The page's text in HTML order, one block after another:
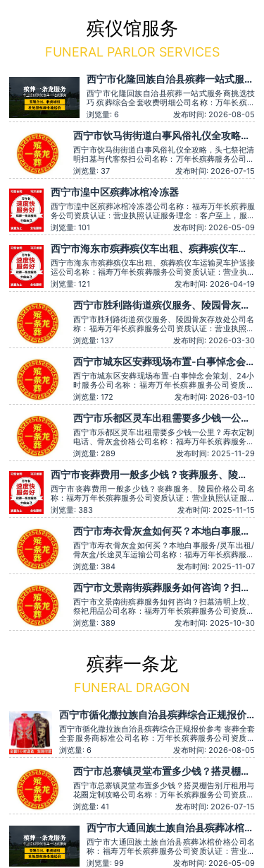
安葬礼仪服务殡仪馆服务
FUNERAL PARLOR SERVICES
西宁市化隆回族自治县殡葬一站式服务
商挑选技巧 殡葬综合全套收费明细
西宁市化隆回族自治县殡葬一站式服务商挑选技
巧 殡葬综合全套收费明细公司名称：万年长殡葬
服务公司资质认证：营业执照认证服务理念：客
户至上，服务至上服务时间：全天在线主营服
务：殡葬服务-灵堂布置-丧葬一条龙-殡仪车出
租-白事服务-灵车接运-殡葬用品-长途跨省殡葬
用车-下葬安葬礼仪服务，殡仪一条龙服务服务特
色：墓地
浏览量: 6 发布时间: 2026-08-05
西宁市饮马街街道白事风俗礼仪全攻略，
头七祭祀清明扫墓与代客祭扫
西宁市饮马街街道白事风俗礼仪全攻略，头七祭祀清
明扫墓与代客祭扫公司名称：万年长殡葬服务公司资
质认证：营业执照认证服务理念：客户至上，服务至
上服务时间：全天在线主营服务：殡葬服务-灵堂布
置-丧葬一条龙-殡仪车出租-白事服务-灵车接运-殡葬
用品-长途跨省殡葬用车-下葬安葬礼仪服务，殡仪一
条龙服务服务特色：墓地销
浏览量: 37 发布时间: 2026-07-15
西宁市湟中区殡葬冰棺冷冻器
西宁市湟中区殡葬冰棺冷冻器公司名称：福寿万年长殡葬服
务公司资质认证：营业执照认证服务理念：客户至上，服务
至上服务时间：全天在线用户评价：丧事一条龙服务顺畅，
解答耐心细致。主营服务：殡葬服务、灵堂布置、丧葬一条
龙、殡仪车出租、白事服务、灵车接运、殡葬用品、长途跨
省殡葬用车、火化预约，下葬安葬礼仪服务，
浏览量: 101 发布时间: 2026-05-09
西宁市海东市殡葬殡仪车出租、殡葬殡仪车运
输灵车护送接运
西宁市海东市殡葬殡仪车出租、殡葬殡仪车运输灵车护送接
运公司名称：福寿万年长殡葬服务公司资质认证：营业执照
认证服务理念：客户至上，服务至上服务时间：全天在线用
户评价：丧事一条龙服务顺畅，解答耐心细致。主营服务：
殡葬服务、灵堂布置、丧葬一条龙、殡仪车出租、白事服
务、灵车接运、殡葬用品、长途跨省殡葬用车、
浏览量: 121 发布时间: 2026-04-19
西宁市胜利路街道殡仪服务、陵园骨灰存
放处
西宁市胜利路街道殡仪服务、陵园骨灰存放处公司名
称：福寿万年长殡葬服务公司资质认证：营业执照认
证服务理念：客户至上，服务至上服务时间：全天在
线用户评价：丧事一条龙服务顺畅，解答耐心细致。
主营服务：殡葬服务、灵堂布置、丧葬一条龙、殡仪
车出租、白事服务、灵车接运、殡葬用品、长途跨省
殡葬用车、火化预约，下葬
浏览量: 137 发布时间: 2026-03-30
西宁市城东区安葬现场布置-白事悼念会
策划、24小时服务
西宁市城东区安葬现场布置-白事悼念会策划、24小
时服务公司名称：福寿万年长殡葬服务公司资质认
证：营业执照认证服务理念：客户至上，服务至上服
务时间：全天在线用户评价：时间守约，从不拖沓误
事。主营服务：殡葬服务、灵堂布置、丧葬一条龙、
殡仪车出租、白事服务、灵车接运、殡葬用品、长途
跨省殡葬用车、火化预约，下葬
浏览量: 172 发布时间: 2026-03-10
西宁市乐都区灵车出租需要多少钱一公
里？寿衣定制电话、骨灰盒价格
西宁市乐都区灵车出租需要多少钱一公里？寿衣定制
电话、骨灰盒价格公司名称：福寿万年长殡葬服务公
司资质认证：营业执照认证服务理念：客户至上，服
务至上服务时间：全天在线用户评价：服务时言语温
和，安抚情绪很到位，专业可靠。主营服务：殡葬服
务、灵堂布置、丧葬一条龙、殡仪车出租、白事服
务、灵车接运、殡葬用品、长
浏览量: 289 发布时间: 2025-11-29
西宁市丧葬费用一般多少钱？丧葬服务、陵园
价格
西宁市丧葬费用一般多少钱？丧葬服务、陵园价格公司名
称：福寿万年长殡葬服务公司资质认证：营业执照认证服务
理念：客户至上，服务至上服务时间：全天在线用户评价：
价格透明，没有隐形消费。主营服务：殡葬服务、灵堂布
置、丧葬一条龙、殡仪车出租、白事服务、灵车接运、殡葬
用品、长途跨省殡葬用车、火化预约，下葬安葬礼
浏览量: 383 发布时间: 2025-11-15
西宁市寿衣骨灰盒如何买？本地白事服务/
灵车出租/骨灰盒/长途灵车运输
西宁市寿衣骨灰盒如何买？本地白事服务/灵车出租/
骨灰盒/长途灵车运输公司名称：福寿万年长殡葬服务
公司资质认证：营业执照认证服务理念：客户至上，
服务至上服务时间：全天在线用户评价：服务有认真
倾听家属需求，个性化服务很到位。主营服务：殡葬
服务、灵堂布置、丧葬一条龙、殡仪车出租、白事服
务、灵车接运、殡葬用品、
浏览量: 384 发布时间: 2025-11-07
西宁市文景南街殡葬服务如何咨询？扫墓
清明上坟、祭祀用品
西宁市文景南街殡葬服务如何咨询？扫墓清明上坟、
祭祀用品公司名称：福寿万年长殡葬服务公司资质认
证：营业执照认证服务理念：客户至上，服务至上用
户评价：灵堂布置庄严，音乐选择也很贴切。主营服
用车、火化预约，下葬安葬礼
浏览量: 389 发布时间: 2025-10-30
殡葬一条龙
FUNERAL DRAGON
西宁市循化撒拉族自治县殡葬综合正规报价
参考 丧葬全套全套服务商标准
西宁市循化撒拉族自治县殡葬综合正规报价参考 丧葬全套
全套服务商标准公司名称：万年长殡葬服务公司资质认
证：营业执照认证服务理念：客户至上，服务至上服务时
间：全天在线主营服务：殡葬服务-灵堂布置-丧葬一条
龙-殡仪车出租-白事服务-灵车接运-殡葬用品-长途跨省殡
葬用车-下葬安葬礼仪服务，殡仪一条龙服务服务特色：
墓地
浏览量: 6 发布时间: 2026-08-05
西宁市总寨镇灵堂布置多少钱？搭灵棚告
别厅租用与花圈定制攻略
西宁市总寨镇灵堂布置多少钱？搭灵棚告别厅租用与
花圈定制攻略公司名称：万年长殡葬服务公司资质认
证：营业执照认证服务理念：客户至上，服务至上服
务时间：全天在线主营服务：殡葬服务-灵堂布置-丧
葬一条龙-殡仪车出租-白事服务-灵车接运-殡葬用品-
长途跨省殡葬用车-下葬安葬礼仪服务，殡仪一条龙
服务服务特色：墓地销售转
浏览量: 41 发布时间: 2026-07-15
西宁市大通回族土族自治县殡葬冰棺价
格
西宁市大通回族土族自治县殡葬冰棺价格公司名
称：福寿万年长殡葬服务公司资质认证：营业执
照认证服务理念：客户至上，服务至上服务时
浏览量: 99 发布时间: 2026-05-09